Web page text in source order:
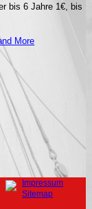
bis 6 Jahre 1€, bis
More
Navigation
überspringen
Impressum
Sitemap